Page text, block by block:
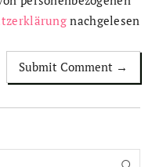
nachgelesen